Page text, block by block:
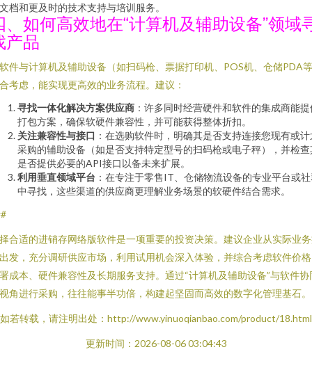
档和更及时的技术支持与培训服务。
、如何高效地在“计算机及辅助设备”领域
产品
件与计算机及辅助设备（如扫码枪、票据打印机、POS机、仓储PDA
考虑，能实现更高效的业务流程。建议：
寻找一体化解决方案供应商 ：许多同时经营硬件和软件的集成商能
打包方案，确保软硬件兼容性，并可能获得整体折扣。
关注兼容性与接口 ：在选购软件时，明确其是否支持连接您现有或
采购的辅助设备（如是否支持特定型号的扫码枪或电子秤），并检查
是否提供必要的API接口以备未来扩展。
利用垂直领域平台 ：在专注于零售IT、仓储物流设备的专业平台或
中寻找，这些渠道的供应商更理解业务场景的软硬件结合需求。
合适的进销存网络版软件是一项重要的投资决策。建议企业从实际业
发，充分调研供应市场，利用试用机会深入体验，并综合考虑软件价
成本、硬件兼容性及长期服务支持。通过“计算机及辅助设备”与软件协
角进行采购，往往能事半功倍，构建起坚固而高效的数字化管理基石。
如若转载，请注明出处：http://www.yinuoqianbao.com/product/18.html
更新时间：2026-08-06 03:04:43